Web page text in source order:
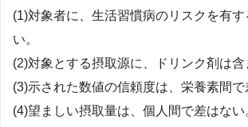
(1)対象者に、生活習慣病のリスクを有
い。
(2)対象とする摂取源に、ドリンク剤は含
(3)示された数値の信頼度は、栄養素間で
(4)望ましい摂取量は、個人間で差はない